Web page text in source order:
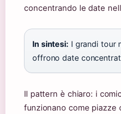
concentrando le date
In sintesi: I grandi tour
offrono date
Il pattern è chiaro: i
funzionano come piazze